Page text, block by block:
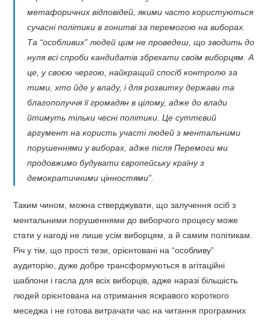
метафоричних відповідей, якими часто користуються
сучасні політики в гонитві за перемогою на виборах.
Та “особливих” людей цим не проведеш, що зводить до
нуля всі спроби кандидатів збрехати своїм виборцям. А
це, у своєю чергою, найкращий спосіб контролю за
тими, хто йде у владу, і для розвитку держави та
благополуччя її громадян в цілому, адже до влади
йтимуть тільки чесні політики. Це суттєвий
аргумент на користь участі людей з ментальними
порушеннями у виборах, адже після Перемоги ми
продовжимо будувати європейську країну з
демократичними цінностями”.
Таким чином, можна стверджувати, що залучення осіб з
ментальними порушеннями до виборчого процесу може
стати у нагоді не лише усім виборцям, а й самим політикам.
Річ у тім, що прості тези, орієнтовані на “особливу”
аудиторію, дуже добре трансформуються в агітаційні
шаблони і гасла для всіх виборців, адже наразі більшість
людей орієнтована на отримання яскравого короткого
меседжа і не готова витрачати час на читання програмних